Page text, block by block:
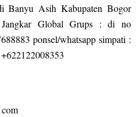
Banyu Asih Kabupaten Bogor
Global Grups : di no
ponsel/whatsapp simpati :